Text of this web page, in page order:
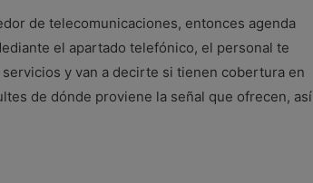
de telecomunicaciones, entonces agenda
el apartado telefónico, el personal te
y van a decirte si tienen cobertura en
de dónde proviene la señal que ofrecen, así